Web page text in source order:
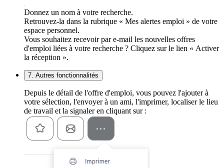
Donnez un nom à votre recherche.
Retrouvez-la dans la rubrique « Mes alertes emploi » de votre
espace personnel.
Vous souhaitez recevoir par e-mail les nouvelles offres
d'emploi liées à votre recherche ? Cliquez sur le lien « Activer
la réception ».
7. Autres fonctionnalités
Depuis le détail de l'offre d'emploi, vous pouvez l'ajouter à
votre sélection, l'envoyer à un ami, l'imprimer, localiser le lieu
de travail et la signaler en cliquant sur :